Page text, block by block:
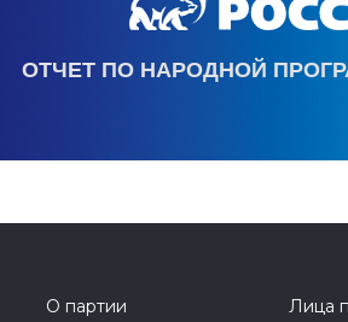
ОТЧЕТ ПО НАРОДНОЙ
О партии
Лица